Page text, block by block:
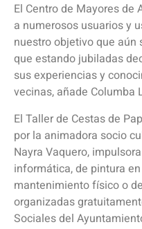
El Centro de Mayores de
a numerosos usuarios y
nuestro objetivo que
que estando jubiladas
sus experiencias y
vecinas, añade Columba
El Taller de Cestas de
por la animadora socio
Nayra Vaquero,
informática, de pintura
mantenimiento físico o
organizadas
Sociales del